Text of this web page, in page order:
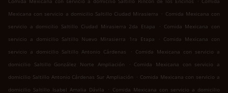
Mexicana con servicio a domicilio Saltillo Ciudad Mirasierra . Comida Mexicana con
servicio a domicilio Saltillo Ciudad Mirasierra 2da Etapa
. Comida Mexicana con
servicio a domicilio Saltillo Nuevo Mirasierra 1ra Etapa
. Comida Mexicana con
servicio a domicilio Saltillo Antonio Cárdenas
. Comida Mexicana con servicio a
domicilio Saltillo González Norte Ampliación
. Comida Mexicana con servicio a
domicilio Saltillo Antonio Cárdenas Sur Ampliación . Comida Mexicana con servicio a
domicilio Saltillo Isabel Amalia Dávila
. Comida Mexicana con servicio a domicilio